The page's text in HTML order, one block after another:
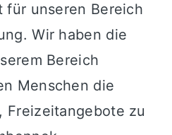
für unseren Bereich
Wir haben die
Bereich
Menschen die
Freizeitangebote zu